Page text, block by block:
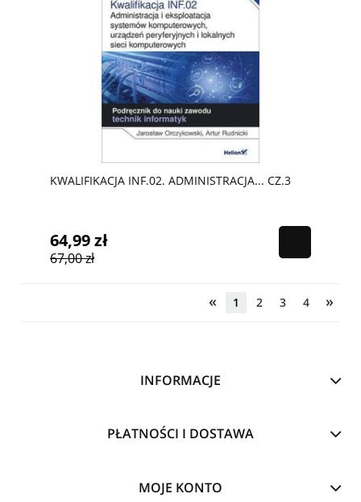
KWALIFIKACJA INF.02. ADMINISTRACJA... CZ.3
64,99 zł
67,00 zł
« 1 2 3 4 »
INFORMACJE
PŁATNOŚCI I DOSTAWA
MOJE KONTO